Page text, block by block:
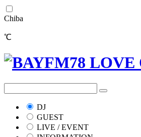
Chiba
℃
DJ
GUEST
LIVE / EVENT